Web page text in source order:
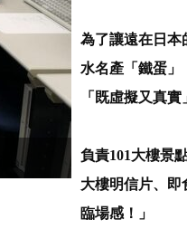
為了讓遠在日本
水名產「鐵蛋」
「既虛擬又真
負責101大樓景
大樓明信片、
臨場感！」